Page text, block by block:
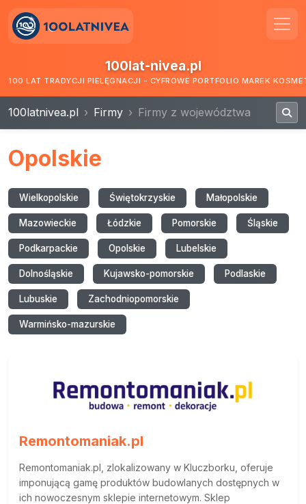
100lat-nivea.pl
100 LAT TRADYCJI PIELĘGNACJI - CYFROWE PORTFOLIO MAREK
100latnivea.pl Firmy Firmy z województwa
Opolskie
Wielkopolskie Świętokrzyskie Małopolskie
Mazowieckie Łódzkie Pomorskie Śląskie
Podkarpackie Opolskie Lubelskie
Dolnośląskie Kujawsko-pomorskie Podlaskie
Lubuskie Zachodniopomorskie
Warmińsko-mazurskie
Remontomaniak.pl
Remontomaniak.pl, zlokalizowany w Kluczborku, oferuje
imponującą gamę produktów budowlanych dostępnych w
ich nowoczesnym sklepie internetowym. Sklep